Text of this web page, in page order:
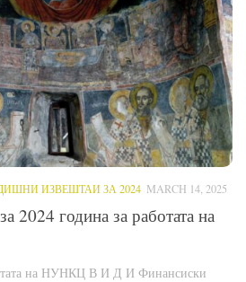
ИЗВЕШТАИ ЗА 2024 MARCH 14, 2025
2024 година за работата на
на НУНКЦ В И Д И Финансиски